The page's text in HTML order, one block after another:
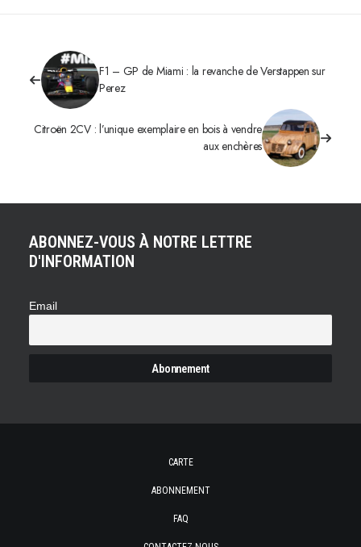
F1 – GP de Miami : la revanche de Verstappen sur
Perez
Citroën 2CV : l’unique exemplaire en bois à vendre
aux enchères
ABONNEZ-VOUS À NOTRE LETTRE
D'INFORMATION
Email
CARTE
ABONNEMENT
FAQ